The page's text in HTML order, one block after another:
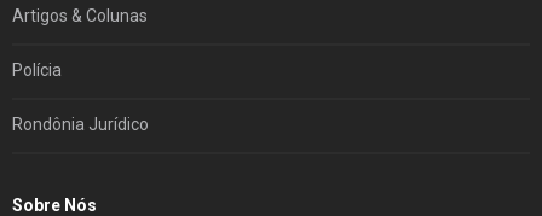
Artigos & Colunas
Polícia
Rondônia Jurídico
Sobre Nós